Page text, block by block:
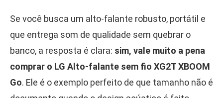
Se você busca um alto-falante robusto, portátil e
que entrega som de qualidade sem quebrar o
banco, a resposta é clara: sim, vale muito a pena
comprar o LG Alto-falante sem fio XG2T XBOOM
Go. Ele é o exemplo perfeito de que tamanho não é